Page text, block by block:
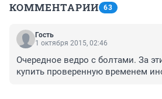
КОММЕНТАРИИ 63
Гость
1 октября 2015, 02:46
Очередное ведро с болтами. За
купить проверенную временем